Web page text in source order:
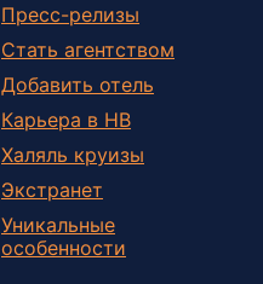
Пресс-релизы
Стать агентством
Добавить отель
Карьера в HB
Халяль круизы
Экстранет
Уникальные
особенности